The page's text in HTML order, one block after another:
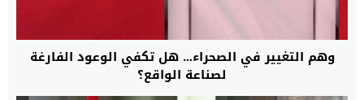
وهم التغيير في الصحراء… هل تكفي الوعود الفارغة
لصناعة الواقع؟